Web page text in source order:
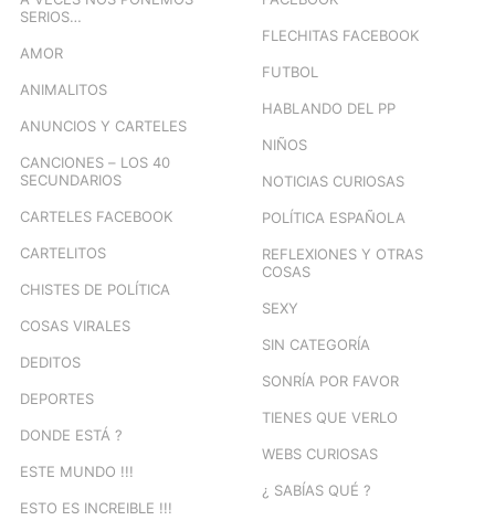
SERIOS…
AMOR
ANIMALITOS
ANUNCIOS Y CARTELES
CANCIONES – LOS 40
SECUNDARIOS
CARTELES FACEBOOK
CARTELITOS
CHISTES DE POLÍTICA
COSAS VIRALES
DEDITOS
DEPORTES
DONDE ESTÁ ?
ESTE MUNDO !!!
ESTO ES INCREIBLE !!!
FLECHITAS FACEBOOK
FUTBOL
HABLANDO DEL PP
NIÑOS
NOTICIAS CURIOSAS
POLÍTICA ESPAÑOLA
REFLEXIONES Y OTRAS
COSAS
SEXY
SIN CATEGORÍA
SONRÍA POR FAVOR
TIENES QUE VERLO
WEBS CURIOSAS
¿ SABÍAS QUÉ ?